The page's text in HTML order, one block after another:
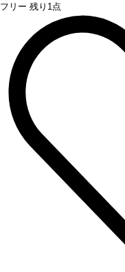
フリー 残り1点